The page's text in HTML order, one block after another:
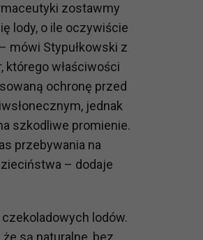
zostawmy
lody, o ile oczywiście
mówi Stypułkowski z
którego właściwości
ochronę przed
jednak
szkodliwe promienie.
przebywania na
– dodaje
lodów.
są naturalne, bez